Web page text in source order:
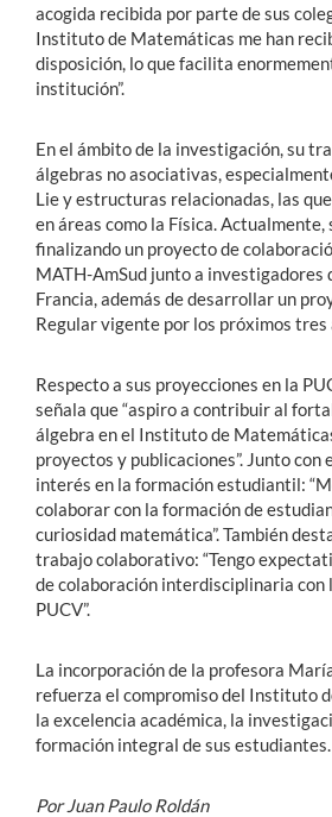
acogida recibida por parte de sus
Instituto de Matemáticas me han
disposición, lo que facilita
institución”.
En el ámbito de la investigación, su
álgebras no asociativas,
Lie y estructuras relacionadas, las
en áreas como la Física. Actualmente,
finalizando un proyecto de
MATH-AmSud junto a investigadores
Francia, además de desarrollar un
Regular vigente por los próximos tres
Respecto a sus proyecciones en la
señala que “aspiro a contribuir al
álgebra en el Instituto de
proyectos y publicaciones”. Junto con
interés en la formación estudiantil:
colaborar con la formación de
curiosidad matemática”. También
trabajo colaborativo: “Tengo
de colaboración interdisciplinaria con
PUCV”.
La incorporación de la profesora
refuerza el compromiso del Instituto
la excelencia académica, la
formación integral de sus estudiantes.
Por Juan Paulo Roldán